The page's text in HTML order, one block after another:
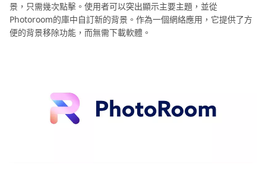
景，只需幾次點擊。使用者可以突出顯示主要主題，並從
Photoroom的庫中自訂新的背景。作為一個網絡應用，它提供了方
便的背景移除功能，而無需下載軟體。